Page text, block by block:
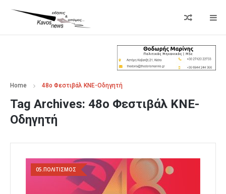
Home 48ο Φεστιβάλ ΚΝΕ-Οδηγητή
Tag Archives: 48ο Φεστιβάλ ΚΝΕ-
Οδηγητή
05.ΠΟΛΙΤΙΣΜΟΣ